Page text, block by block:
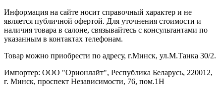
Информация на сайте носит справочный характер и не
является публичной офертой. Для уточнения стоимости и
наличия товара в салоне, связывайтесь с консультантами по
указанным в контактах телефонам.
Товар можно приобрести по адресу, г.Минск, ул.М.Танка 30/2.
Импортер: ООО "Орионлайт", Республика Беларусь, 220012,
г. Минск, проспект Независимости, 76, пом.1Н